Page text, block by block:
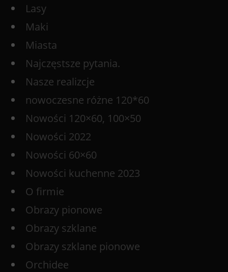
Lasy
Maki
Miasta
Najczęstsze pytania.
Nasze realizcje
nowoczesne różne 120*60
Nowości 120×60, 100×50
Nowości 2022
Nowości 60×60
Nowości kuchenne 2023
O firmie
Obrazy pionowe
Obrazy szklane
Obrazy szklane pionowe
Orchidee